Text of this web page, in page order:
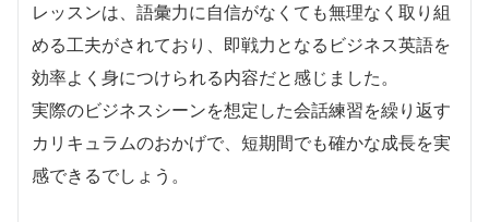
レッスンは、語彙力に自信がなくても無理なく取り組
める工夫がされており、即戦力となるビジネス英語を
効率よく身につけられる内容だと感じました。
実際のビジネスシーンを想定した会話練習を繰り返す
カリキュラムのおかげで、短期間でも確かな成長を実
感できるでしょう。